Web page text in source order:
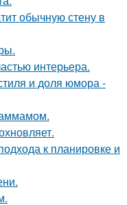
обычную стену в
интерьера.
и доля юмора -
к планировке и